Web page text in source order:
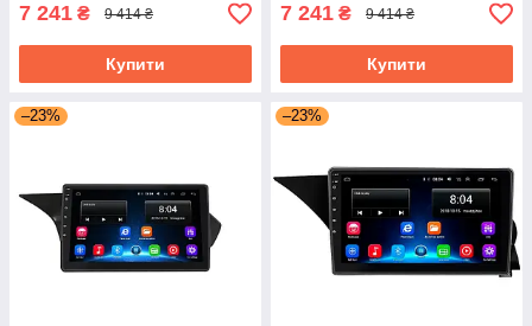
7 241 ₴ 9 414 ₴
Купити
7 241 ₴ 9 414 ₴
Купити
–23% –23%